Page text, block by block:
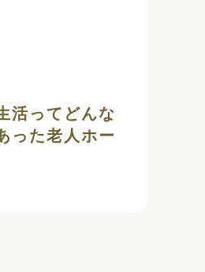
活ってどんな
った老人ホー